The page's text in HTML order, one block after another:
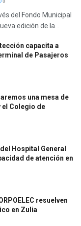
0
del Fondo Municipal
edición de la...
capacita a
de Pasajeros
una mesa de
el Colegio de
Hospital General
de atención en
resuelven
en Zulia